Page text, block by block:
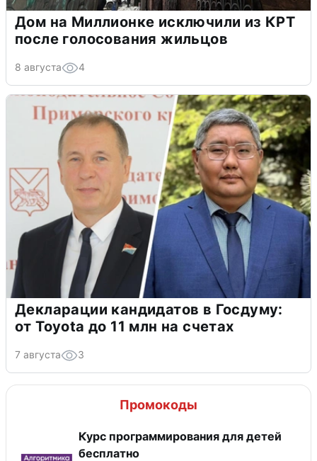
Дом на Миллионке исключили из КРТ
после голосования жильцов
8 августа 4
Декларации кандидатов в Госдуму:
от Toyota до 11 млн на счетах
7 августа 3
Промокоды
Курс программирования для детей
бесплатно